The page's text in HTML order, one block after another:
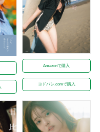
Amazonで購入
ヨドバシ.comで購入